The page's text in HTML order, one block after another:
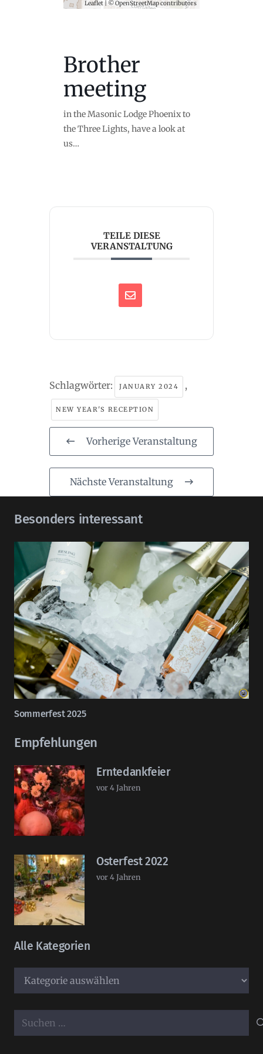
Leaflet | ©OpenStreetMapcontributors
Brother
meeting
in the Masonic Lodge Phoenix to
the Three Lights, have a look at
us…
TEILE DIESE
VERANSTALTUNG
Schlagwörter: JANUARY 2024 ,
NEW YEAR'S RECEPTION
Vorherige Veranstaltung
Nächste Veranstaltung
Besonders interessant
Sommerfest 2025
Empfehlungen
Erntedankfeier
vor 4 Jahren
Osterfest 2022
vor 4 Jahren
Alle Kategorien
Alle
Kategorien
Suchen
nach: